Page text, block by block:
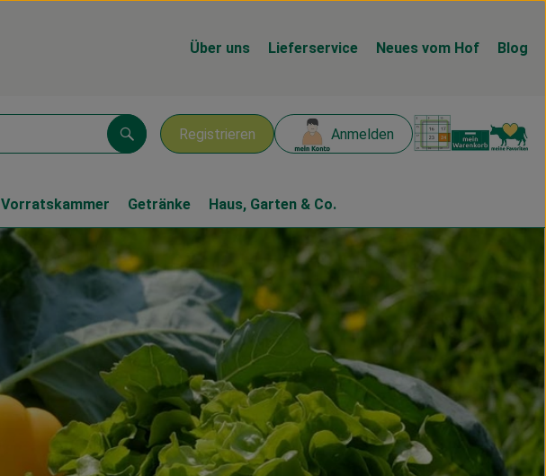
Über uns Lieferservice Neues vom Hof Blog
Registrieren Anmelden
Suchen
Vorratskammer Getränke Haus, Garten & Co.